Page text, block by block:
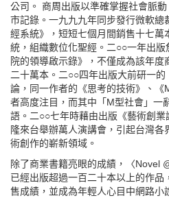
公司。 商周出版以準確掌握社會脈
市記錄。一九九九年同步發行微軟總
經系統》，短短七個月間銷售十七萬
統，組織數位化聖經。二○○一年出
院的領導啟示錄》，不僅成為該年
二十萬本。二○○四年出版大前研一
論，同一作者的《思考的技術》、
者高度注目，而其中「M型社會」一
語。二○○七年時藉由出版《藝術創
隆來台舉辦萬人演講會，引起台灣
術創作的嶄新領域。
除了商業書籍亮眼的成績，〈Novel
已經出版超過一百二十本以上的作品
售成績，並成為年輕人心目中網路小